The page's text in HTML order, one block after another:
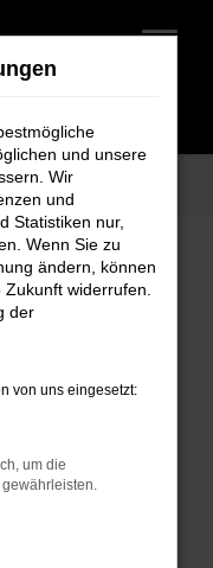
helfen können:
deine
und unsere
Wir
und
Statistiken nur,
Wenn Sie zu
ändern, können
widerrufen.
der
von uns eingesetzt:
um die